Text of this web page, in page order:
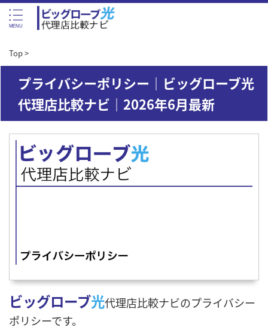
Top>
プライバシーポリシー｜ビッグローブ光
代理店比較ナビ｜2026年6月最新
ビッグローブ光代理店比較ナビのプライバシー
ポリシーです。